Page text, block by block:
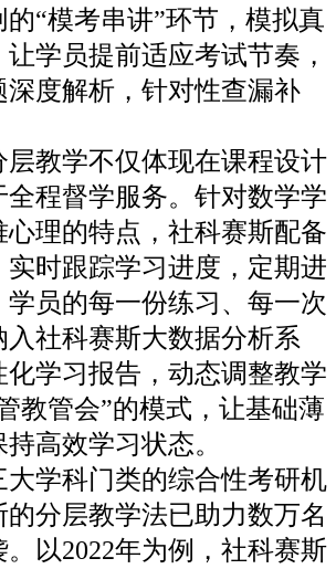
“模考串讲”环节，模拟真
学员提前适应考试节奏，
深度解析，针对性查漏补
层教学不仅体现在课程设计
全程督学服务。针对数学学
心理的特点，社科赛斯配备
时跟踪学习进度，定期进
员的每一份练习、每一次
社科赛斯大数据分析系
学习报告，动态调整教学
教管会”的模式，让基础薄
高效学习状态。
大学科门类的综合性考研机
分层教学法已助力数万名
以2022年为例，社科赛斯